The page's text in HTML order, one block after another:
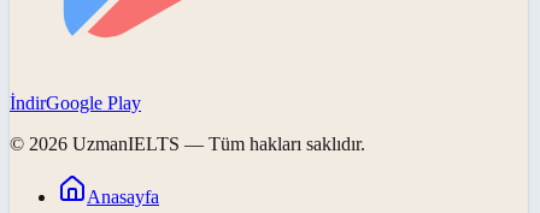
İndirGoogle Play
© 2026 UzmanIELTS — Tüm hakları saklıdır.
Anasayfa